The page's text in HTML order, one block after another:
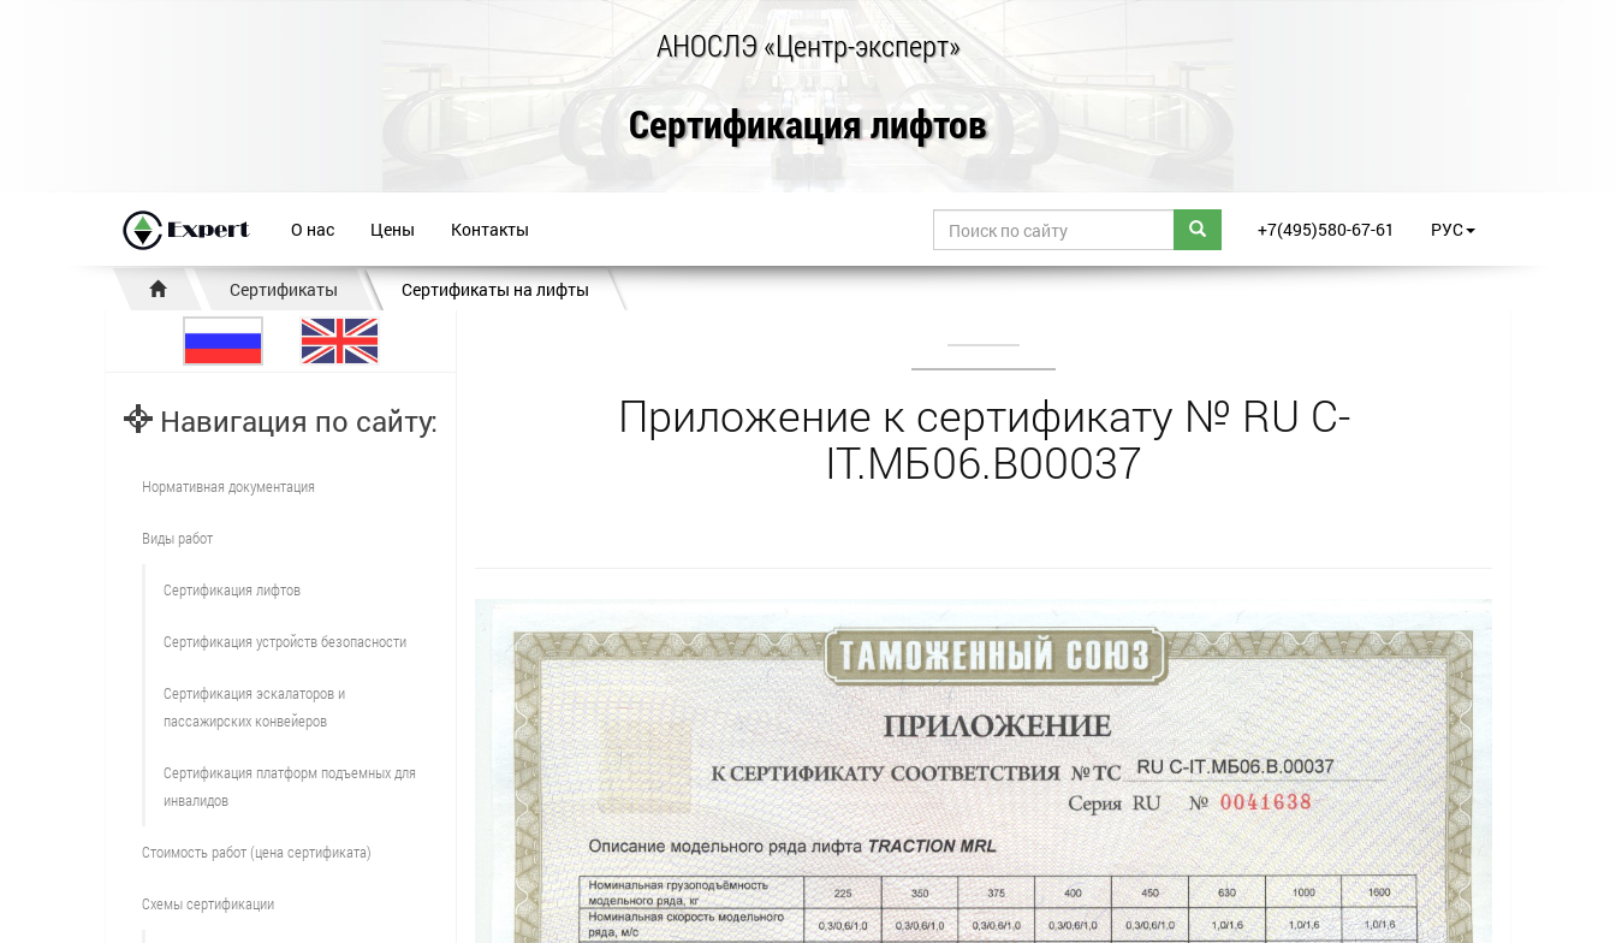
АНОСЛЭ «Центр-эксперт»
Сертификация лифтов
О нас Цены Контакты +7(495)580-67-61 РУС
Сертификаты Сертификаты на лифты
Приложение к сертификату № RU С-
IT.МБ06.В00037
Навигация по сайту:
Нормативная документация
Виды работ
Сертификация лифтов
Сертификация устройств безопасности
Сертификация эскалаторов и
пассажирских конвейеров
Сертификация платформ подъемных для
инвалидов
Стоимость работ (цена сертификата)
Схемы сертификации